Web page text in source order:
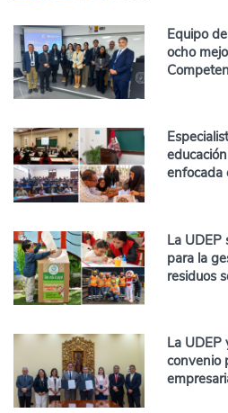
Equipo
ocho
enfocada
La UDEP
para la
residuos
La UDEP
convenio